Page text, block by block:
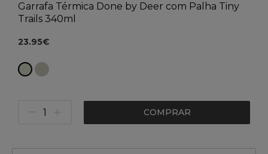
Garrafa Térmica Done by Deer com Palha Tiny
Trails 340ml
23.95€
COMPRAR